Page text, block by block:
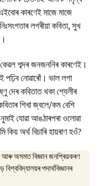
কাৰণেই মাজে মাজে
লগৰীয়া কবিতা, সুখ
শব্দৰ জনজননিৰ কাৰণেই।
পঢ়িব নোৱাৰোঁ। ভাল লগা
দেৰ কবিতাত থকা শ্যেলীৰ
শিখা জ্বলে/কম বেশি
যোৱা আঙঠাৰপৰা ওলোৱা
কিয় অৰ্থ বিচাৰি হায়ৰাণ হওঁ?
আৰু অসমত বিজ্ঞান জনপ্ৰিয়কৰণ
পদাৰ্থবিজ্ঞানৰ